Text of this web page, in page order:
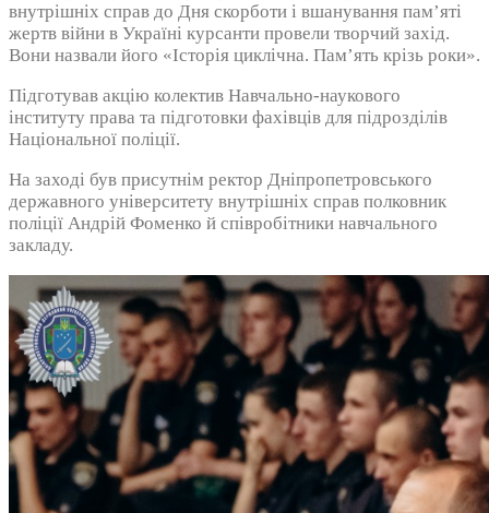
внутрішніх справ до Дня скорботи і вшанування пам’яті
жертв війни в Україні курсанти провели творчий захід.
Вони назвали його «Історія циклічна. Пам’ять крізь роки».
Підготував акцію колектив Навчально-наукового
інституту права та підготовки фахівців для підрозділів
Національної поліції.
На заході був присутнім ректор Дніпропетровського
державного університету внутрішніх справ полковник
поліції Андрій Фоменко й співробітники навчального
закладу.